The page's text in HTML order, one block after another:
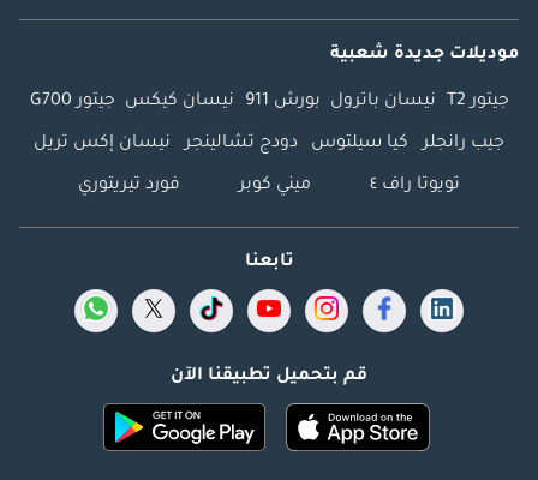
موديلات جديدة شعبية
جيتور T2 نيسان باترول بورش 911 نيسان كيكس جيتور G700
جيب رانجلر كيا سيلتوس دودج تشالينجر نيسان إكس تريل
تويوتا راف ٤ ميني كوبر فورد تيريتوري
تابعنا
قم بتحميل تطبيقنا الآن